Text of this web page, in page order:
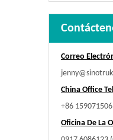
Correo
China Office Tel
+86
Oficina De La